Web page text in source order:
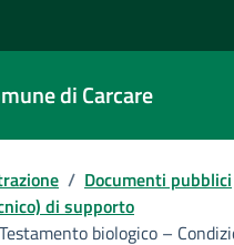
di Carcare
/ Documenti pubblici
di supporto
biologico –